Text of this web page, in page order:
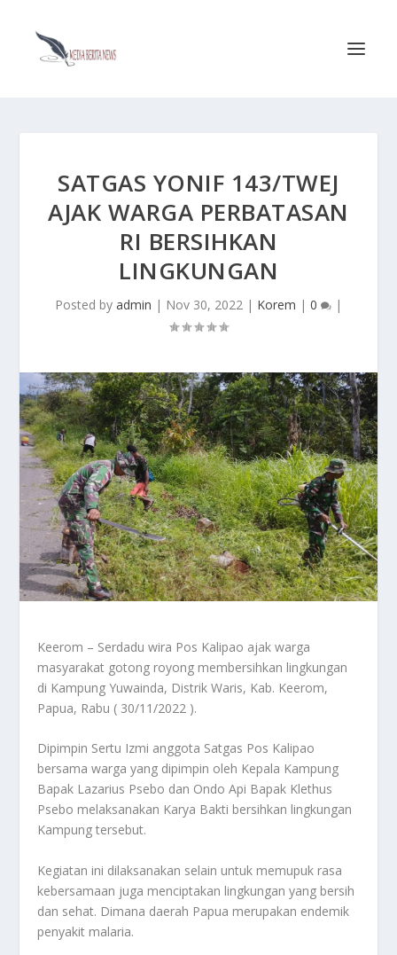
SATGAS YONIF 143/TWEJ
AJAK WARGA PERBATASAN
RI BERSIHKAN
LINGKUNGAN
Posted by admin | Nov 30, 2022 | Korem | 0 |
Keerom – Serdadu wira Pos Kalipao ajak warga
masyarakat gotong royong membersihkan lingkungan
di Kampung Yuwainda, Distrik Waris, Kab. Keerom,
Papua, Rabu ( 30/11/2022 ).
Dipimpin Sertu Izmi anggota Satgas Pos Kalipao
bersama warga yang dipimpin oleh Kepala Kampung
Bapak Lazarius Psebo dan Ondo Api Bapak Klethus
Psebo melaksanakan Karya Bakti bersihkan lingkungan
Kampung tersebut.
Kegiatan ini dilaksanakan selain untuk memupuk rasa
kebersamaan juga menciptakan lingkungan yang bersih
dan sehat. Dimana daerah Papua merupakan endemik
penyakit malaria.